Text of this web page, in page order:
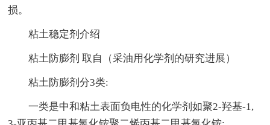
损。
粘土稳定剂介绍
粘土防膨剂 取自（采油用化学剂的研究进展）
粘土防膨剂分3类:
一类是中和粘土表面负电性的化学剂如聚2-羟基-1,